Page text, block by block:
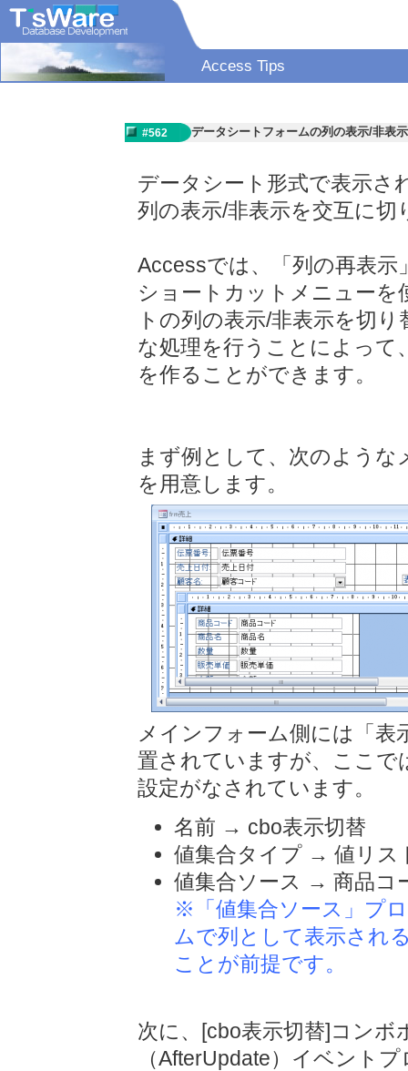
Access Tips
#562 データシートフォームの列の表示/非表
データシート形式で表示さ
列の表示/非表示を交互に
Accessでは、「列の再表
ショートカットメニュー
トの列の表示/非表示を切
な処理を行うことによって
を作ることができます。
まず例として、次のよう
を用意します。
メインフォーム側には「
置されていますが、ここ
設定がなされています。
名前 → cbo表示切替
値集合タイプ → 値リス
値集合ソース → 商品コ
※「値集合ソース」プ
ムで列として表示され
ことが前提です。
次に、[cbo表示切替]コンボ
（AfterUpdate）イベント